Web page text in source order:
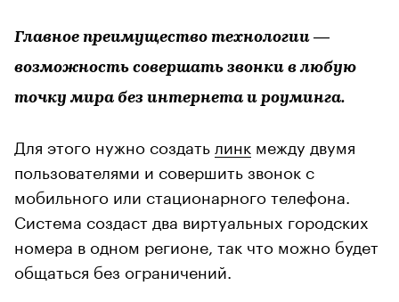
Главное преимущество технологии —
возможность совершать звонки в любую
точку мира без интернета и роуминга.
Для этого нужно создать линк между двумя
пользователями и совершить звонок с
мобильного или стационарного телефона.
Система создаст два виртуальных городских
номера в одном регионе, так что можно будет
общаться без ограничений.